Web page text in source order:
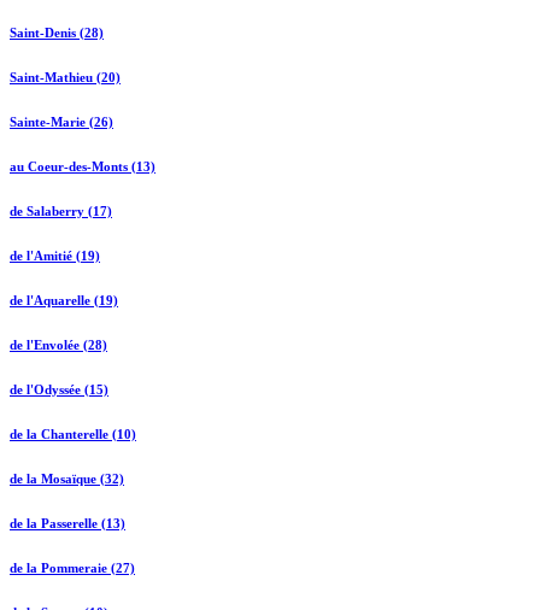
Saint-Denis (28)
Saint-Mathieu (20)
Sainte-Marie (26)
au Coeur-des-Monts (13)
de Salaberry (17)
de l'Amitié (19)
de l'Aquarelle (19)
de l'Envolée (28)
de l'Odyssée (15)
de la Chanterelle (10)
de la Mosaïque (32)
de la Passerelle (13)
de la Pommeraie (27)